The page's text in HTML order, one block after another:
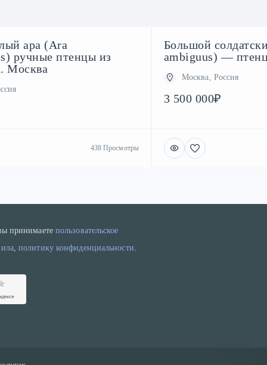
ара (Ara
ручные птенцы из
Москва
438 Просмотры
Большой
ambiguus) —
Москва, Россия
3 500 000₽
принимаете пользовательское
,политику конфиденциальности